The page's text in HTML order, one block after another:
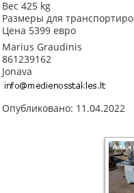
Вес 425 kg
Размеры для
Цена 5399 евро
Marius Graudinis
861239162
Jonava
Опубликовано: 11.04.2022